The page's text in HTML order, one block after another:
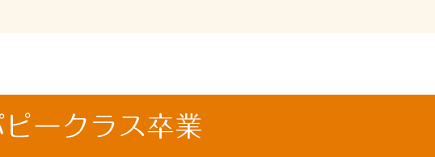
ークラス卒業